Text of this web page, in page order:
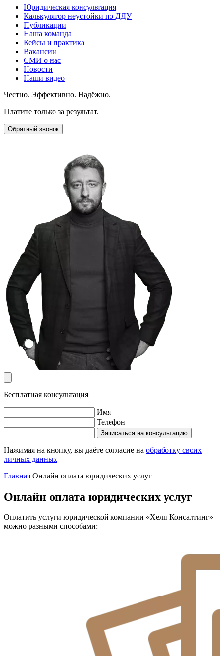
Юридическая консультация
Калькулятор неустойки по ДДУ
Публикации
Наша команда
Кейсы и практика
Вакансии
СМИ о нас
Новости
Наши видео
Честно. Эффективно. Надёжно.
Платите только за результат.
Обратный звонок
Бесплатная консультация
Имя
Телефон
Записаться на консультацию
Нажимая на кнопку, вы даёте согласие на обработку своих
личных данных
Главная Онлайн оплата юридических услуг
Онлайн оплата юридических услуг
Оплатить услуги юридической компании «Хелп Консалтинг»
можно разными способами: